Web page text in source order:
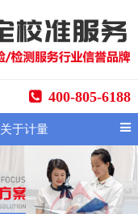
400-805-6188
关于计量